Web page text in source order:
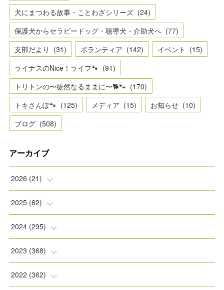
犬にまつわる故事・ことわざシリーズ (24)
保護犬からセラピードッグ・聴導犬・介助犬へ (77)
支部だより (31) ボランティア (142) イベント (15)
ライナスのNice！ライフ🐾 (91)
トリトンの〜徒然なるままに〜🐕🐾 (170)
トキさんぽ🐾 (125) メディア (15) お知らせ (10)
ブログ (508)
アーカイブ
2026 (21)
(2)
(2)
(2)
(5)
2025 (62)
(8)
(5)
(9)
2024 (295)
(8)
(11)
2023 (368)
(31)
2022 (362)